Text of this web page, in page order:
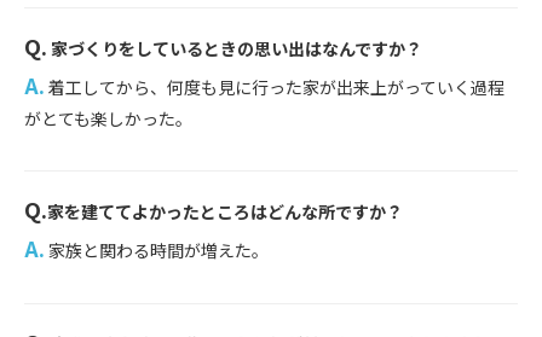
...
Q. 家づくりをしているときの思い出はなんですか？
A. 着工してから、何度も見に行った家が出来上がっていく過程
がとても楽しかった。
...
Q.家を建ててよかったところはどんな所ですか？
A. 家族と関わる時間が増えた。